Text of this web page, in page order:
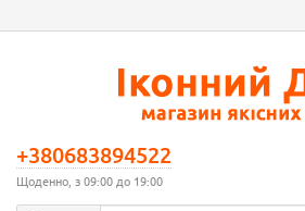
+380683894522
Щоденно, з 09:00 до 19:00